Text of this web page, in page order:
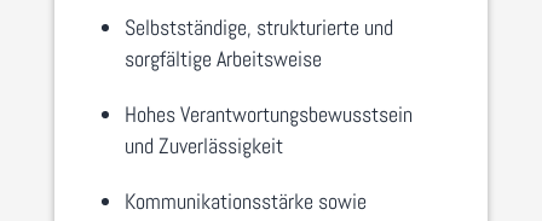
Selbstständige, strukturierte und
sorgfältige Arbeitsweise
Hohes Verantwortungsbewusstsein
und Zuverlässigkeit
Kommunikationsstärke sowie